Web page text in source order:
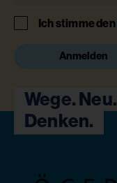
Hinweis
Ich stimme den
Anmelden
Wege. Neu.
Denken.